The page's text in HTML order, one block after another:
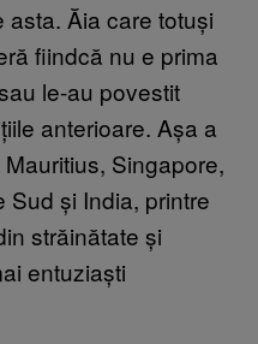
Ăia care totuși
fiindcă nu e prima
le-au povestit
anterioare. Așa a
Singapore,
Sud și India, printre
străinătate și
entuziaști